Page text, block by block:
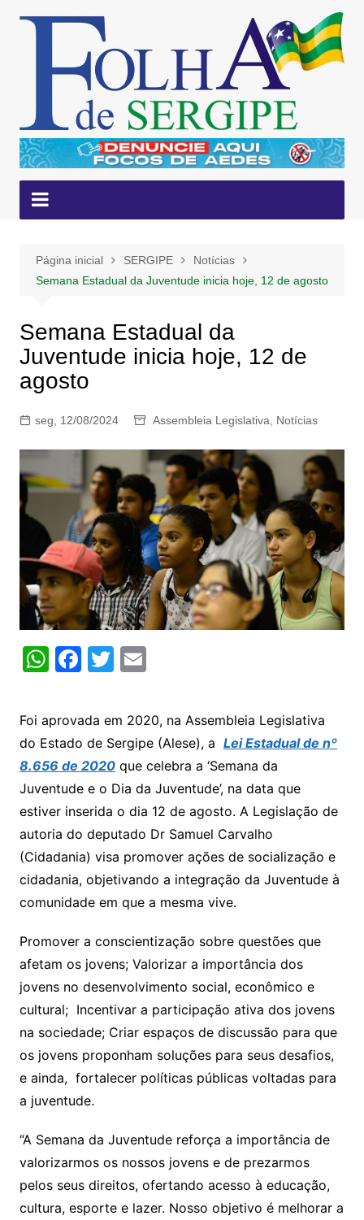
conteúdo
Página inicial SERGIPE
Notícias
Semana Estadual da Juventude inicia hoje, 12 de agosto
Semana Estadual da
Juventude inicia hoje, 12 de
agosto
seg, 12/08/2024 Assembleia Legislativa Notícias
W
at
s
A
p
p
F
c
e
b
o
o
k
T
itt
er
E
ai
l
Foi aprovada em 2020, na Assembleia Legislativa
do Estado de Sergipe (Alese), a Lei Estadual de nº
8.656 de 2020que celebra a ‘Semana da
Juventude e o Dia da Juventude’, na data que
estiver inserida o dia 12 de agosto. A Legislação de
autoria do deputado Dr Samuel Carvalho
(Cidadania) visa promover ações de socialização e
cidadania, objetivando a integração da Juventude à
comunidade em que a mesma vive.
Promover a conscientização sobre questões que
afetam os jovens; Valorizar a importância dos
jovens no desenvolvimento social, econômico e
cultural; Incentivar a participação ativa dos jovens
na sociedade; Criar espaços de discussão para que
os jovens proponham soluções para seus desafios,
e ainda, fortalecer políticas públicas voltadas para
a juventude.
“A Semana da Juventude reforça a importância de
valorizarmos os nossos jovens e de prezarmos
pelos seus direitos, ofertando acesso à educação,
cultura, esporte e lazer. Nosso objetivo é melhorar a